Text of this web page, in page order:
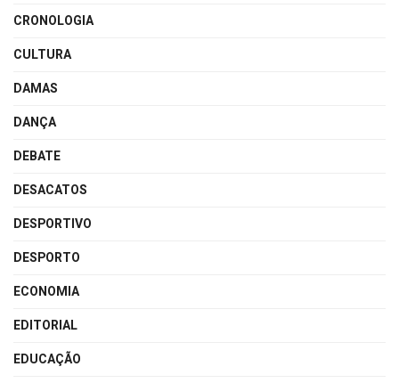
CRONOLOGIA
CULTURA
DAMAS
DANÇA
DEBATE
DESACATOS
DESPORTIVO
DESPORTO
ECONOMIA
EDITORIAL
EDUCAÇÃO